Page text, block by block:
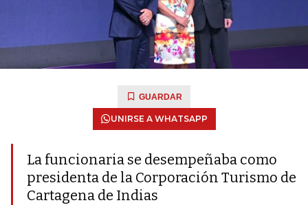
GUARDAR
UNIRSE A WHATSAPP
La funcionaria se desempeñaba como
presidenta de la Corporación Turismo de
Cartagena de Indias